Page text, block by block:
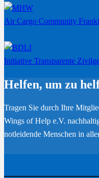
Air Cargo Community
Initiative Transparente
Helfen, um zu
Tragen Sie durch Ihre
Wings of Help e.V.
notleidende Menschen in